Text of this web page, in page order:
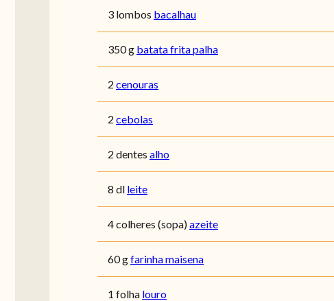
3 lombos bacalhau
350 g batata frita palha
2 cenouras
2 cebolas
2 dentes alho
8 dl leite
4 colheres (sopa)azeite
60 gfarinha maisena
1 folha louro